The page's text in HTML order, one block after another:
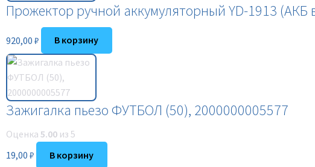
Прожектор ручной аккумуляторный YD-1913 (АКБ
920,00 ₽ В корзину
Зажигалка пьезо ФУТБОЛ (50), 2000000005577
Оценка 5.00из 5
19,00 ₽ В корзину